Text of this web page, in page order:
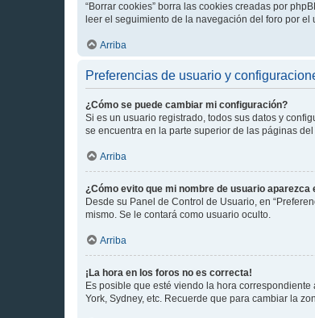
“Borrar cookies” borra las cookies creadas por
leer el seguimiento de la navegación del foro por
Arriba
Preferencias de usuario y
¿Cómo se puede cambiar mi configuración?
Si es un usuario registrado, todos sus datos y
se encuentra en la parte superior de las páginas
Arriba
¿Cómo evito que mi nombre de usuario
Desde su Panel de Control de Usuario, en
mismo. Se le contará como usuario oculto.
Arriba
¡La hora en los foros no es correcta!
Es posible que esté viendo la hora
York, Sydney, etc. Recuerde que para cambiar la